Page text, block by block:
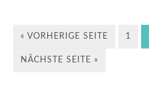
« VORHERIGE SEITE 1
NÄCHSTE SEITE »